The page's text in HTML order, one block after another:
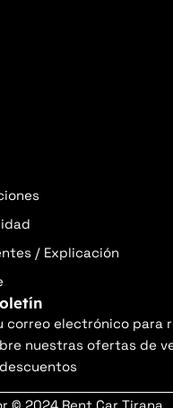
/ Explicación
correo electrónico para
nuestras ofertas de